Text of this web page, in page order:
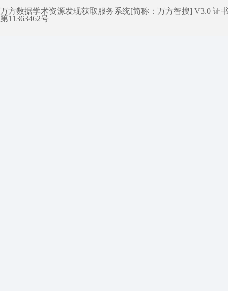
万方数据学术资源发现获取服务系统[简称：万方智搜] V3.0 证
第11363462号